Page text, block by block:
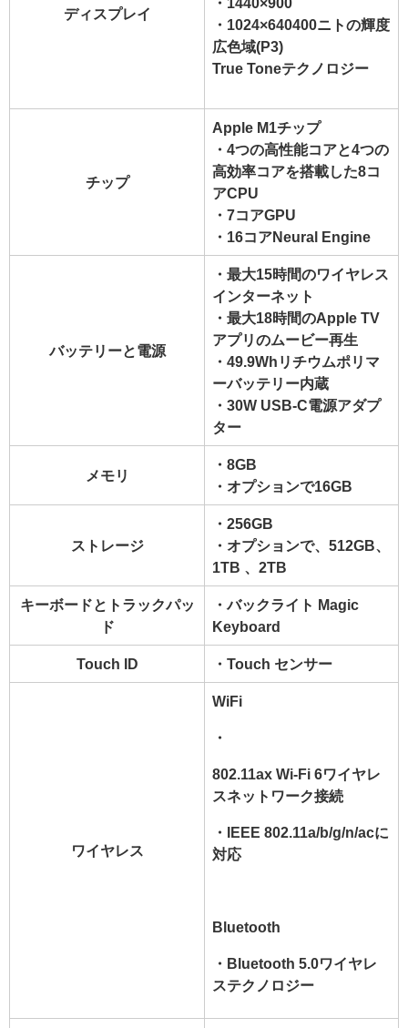
ディスプレイ
・1024×640400ニトの輝度
広色域(P3)
True Toneテクノロジー
チップ
Apple M1チップ
・4つの高性能コアと4つの
高効率コアを搭載した8コ
アCPU
・7コアGPU
・16コアNeural Engine
バッテリーと電源
・最大15時間のワイヤレス
インターネット
・最大18時間のApple TV
アプリのムービー再生
・49.9Whリチウムポリマ
ーバッテリー内蔵
・30W USB-C電源アダプ
ター
メモリ
・8GB
・オプションで16GB
ストレージ
・256GB
・オプションで、512GB、
1TB 、2TB
キーボードとトラックパッ
ド
・バックライト Magic
Keyboard
Touch ID ・Touch センサー
ワイヤレス
WiFi
・
802.11ax Wi-Fi 6ワイヤレ
スネットワーク接続
・IEEE 802.11a/b/g/n/acに
対応
Bluetooth
・Bluetooth 5.0ワイヤレ
ステクノロジー